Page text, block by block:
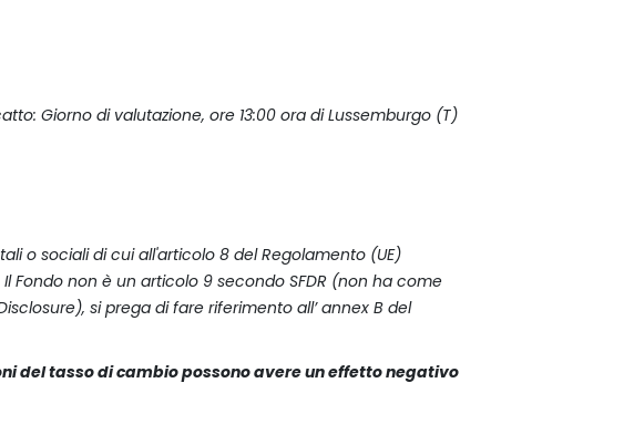
Giorno di valutazione, ore 13:00 ora di Lussemburgo (T)
o sociali di cui all'articolo 8 del Regolamento (UE)
Fondo non è un articolo 9 secondo SFDR (non ha come
si prega di fare riferimento all’ annex B del
del tasso di cambio possono avere un effetto negativo